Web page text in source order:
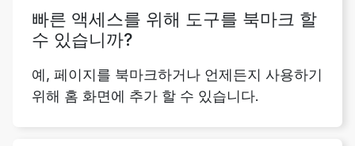
빠른 액세스를 위해 도구를 북마크 할
수 있습니까?
예, 페이지를 북마크하거나 언제든지 사용하기
위해 홈 화면에 추가 할 수 있습니다.